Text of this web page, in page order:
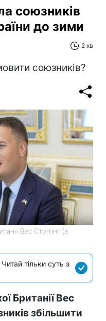
союзників
до зими
2 хв
союзників?
Вес Стрітінг (з
тільки суть з
Британії Вес
збільшити